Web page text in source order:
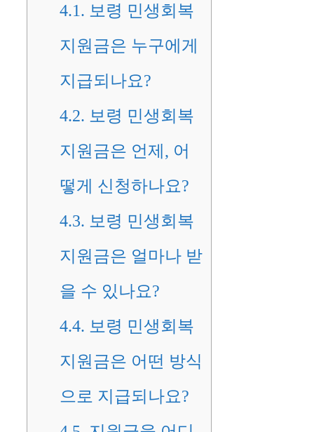
4.1. 보령 민생회복
지원금은 누구에게
지급되나요?
4.2. 보령 민생회복
지원금은 언제, 어
떻게 신청하나요?
4.3. 보령 민생회복
지원금은 얼마나 받
을 수 있나요?
4.4. 보령 민생회복
지원금은 어떤 방식
으로 지급되나요?